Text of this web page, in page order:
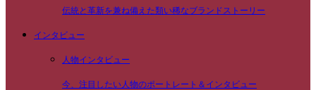
伝統と革新を兼ね備えた類い稀なブランドストーリー
インタビュー
人物インタビュー
今、注目したい人物のポートレート＆インタビュー